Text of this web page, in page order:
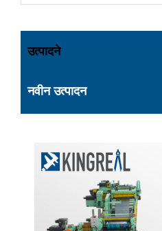
उत्पादने
नवीन उत्पादन